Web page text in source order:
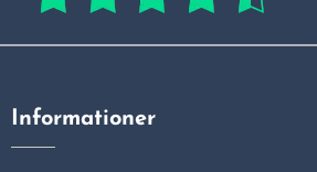
Informationer